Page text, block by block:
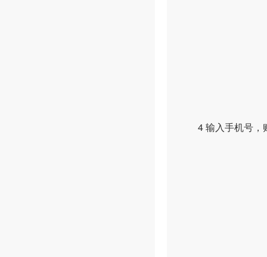
4 输入手机号，